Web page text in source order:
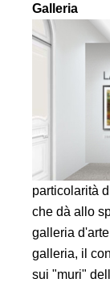
Galleria
particolarità
che dà allo
galleria
galleria, il
sui "muri"